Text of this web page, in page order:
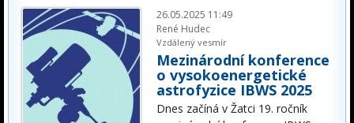
26.05.2025 11:49
René Hudec
Vzdálený vesmír
Mezinárodní konference
o vysokoenergetické
astrofyzice IBWS 2025
Dnes začíná v Žatci 19. ročník